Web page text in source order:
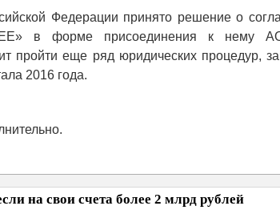
Федерации принято решение о
в форме присоединения к нему
еще ряд юридических процедур,
2016 года.
на свои счета более 2 млрд рублей